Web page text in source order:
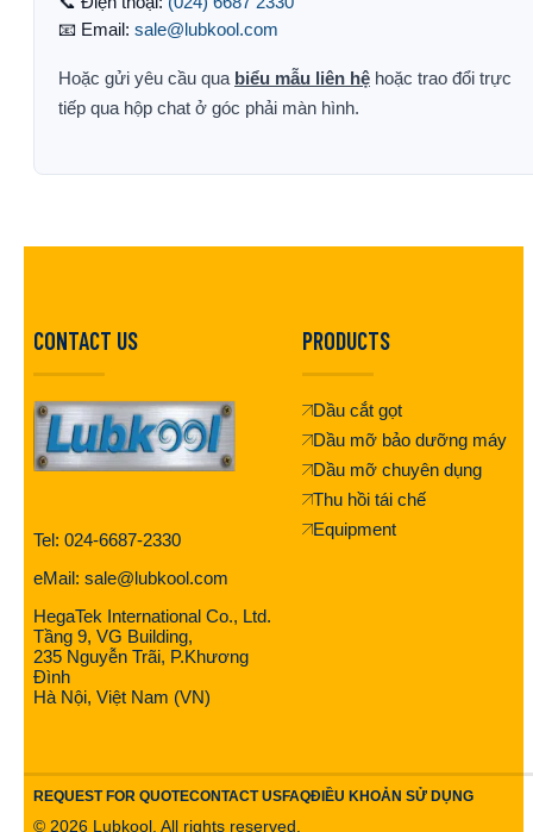
📧 Email: sale@lubkool.com
Hoặc gửi yêu cầu qua biểu mẫu liên hệ hoặc trao đổi trực
tiếp qua hộp chat ở góc phải màn hình.
CONTACT US
Tel: 024-6687-2330
eMail: sale@lubkool.com
HegaTek International Co., Ltd.
Tầng 9, VG Building,
235 Nguyễn Trãi, P.Khương
Đình
Hà Nội, Việt Nam (VN)
PRODUCTS
Dầu cắt gọt
Dầu mỡ bảo dưỡng máy
Dầu mỡ chuyên dụng
Thu hồi tái chế
Equipment
REQUEST FOR QUOTECONTACT USFAQĐIỀU KHOẢN SỬ DỤNG
© 2026 Lubkool. All rights reserved.